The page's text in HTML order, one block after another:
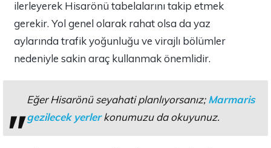
ilerleyerek Hisarönü tabelalarını takip etmek
gerekir. Yol genel olarak rahat olsa da yaz
aylarında trafik yoğunluğu ve virajlı bölümler
nedeniyle sakin araç kullanmak önemlidir.
Eğer Hisarönü seyahati planlıyorsanız;Marmaris
gezilecek yerlerkonumuzu da okuyunuz.